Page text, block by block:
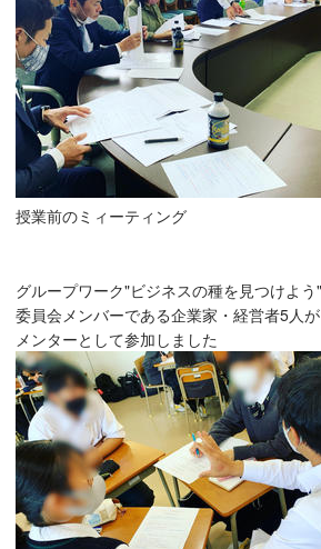
授業前のミィーティング
グループワーク"ビジネスの種を見つけよう"
委員会メンバーである企業家・経営者5人が
メンターとして参加しました